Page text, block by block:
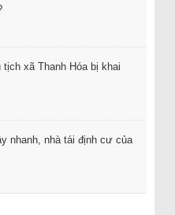
tịch xã Thanh Hóa bị khai
nhanh, nhà tái định cư của